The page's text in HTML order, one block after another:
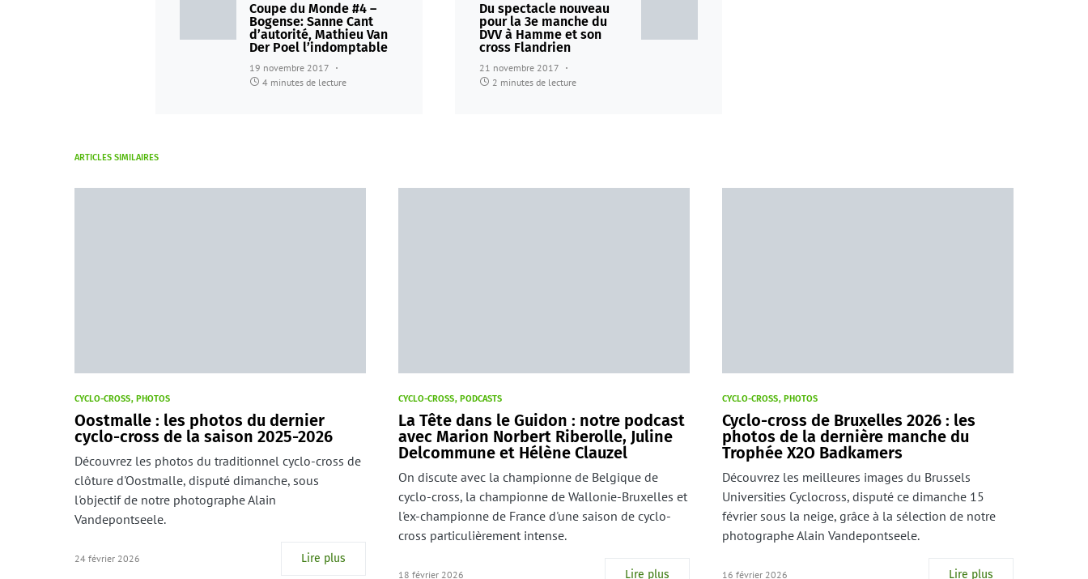
Coupe du Monde #4 –
Bogense: Sanne Cant
d’autorité, Mathieu Van
Der Poel l’indomptable
19 novembre 2017
4 minutes de lecture
Du spectacle nouveau
pour la 3e manche du
DVV à Hamme et son
cross Flandrien
21 novembre 2017
2 minutes de lecture
ARTICLES SIMILAIRES
CYCLO-CROSS PHOTOS
Oostmalle : les photos du dernier
cyclo-cross de la saison 2025-2026
Découvrez les photos du traditionnel cyclo-cross de
clôture d'Oostmalle, disputé dimanche, sous
l'objectif de notre photographe Alain
Vandepontseele.
24 février 2026 Lire plus
CYCLO-CROSS PODCASTS
La Tête dans le Guidon : notre podcast
avec Marion Norbert Riberolle, Juline
Delcommune et Hélène Clauzel
On discute avec la championne de Belgique de
cyclo-cross, la championne de Wallonie-Bruxelles et
l'ex-championne de France d'une saison de cyclo-
cross particulièrement intense.
18 février 2026 Lire plus
CYCLO-CROSS PHOTOS
Cyclo-cross de Bruxelles 2026 : les
photos de la dernière manche du
Trophée X2O Badkamers
Découvrez les meilleures images du Brussels
Universities Cyclocross, disputé ce dimanche 15
février sous la neige, grâce à la sélection de notre
photographe Alain Vandepontseele.
16 février 2026 Lire plus